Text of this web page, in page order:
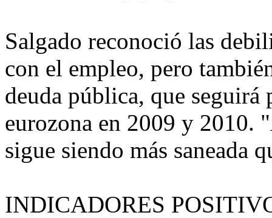
Salgado reconoció las
con el empleo, pero
deuda pública, que
eurozona en 2009 y 2010.
sigue siendo más saneada
INDICADORES